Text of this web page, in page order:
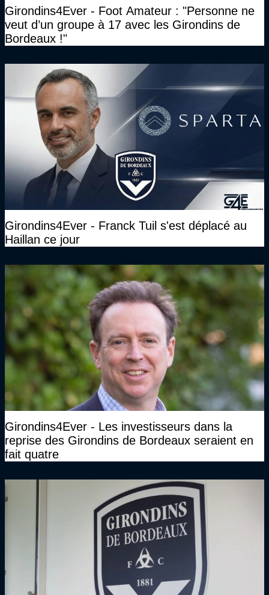
Girondins4Ever - Foot Amateur : "Personne ne
veut d’un groupe à 17 avec les Girondins de
Bordeaux !"
Girondins4Ever - Franck Tuil s'est déplacé au
Haillan ce jour
Girondins4Ever - Les investisseurs dans la
reprise des Girondins de Bordeaux seraient en
fait quatre